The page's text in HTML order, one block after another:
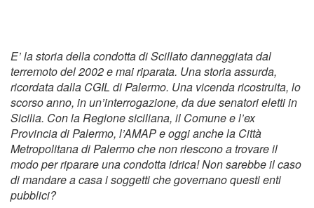
E’ la storia della condotta di Scillato danneggiata dal
terremoto del 2002 e mai riparata. Una storia assurda,
ricordata dalla CGIL di Palermo. Una vicenda ricostruita, lo
scorso anno, in un’interrogazione, da due senatori eletti in
Sicilia. Con la Regione siciliana, il Comune e l’ex
Provincia di Palermo, l’AMAP e oggi anche la Città
Metropolitana di Palermo che non riescono a trovare il
modo per riparare una condotta idrica! Non sarebbe il caso
di mandare a casa i soggetti che governano questi enti
pubblici?